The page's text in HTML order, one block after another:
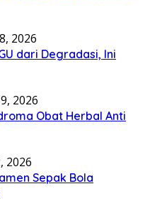
2026
dari Degradasi, Ini
2026
Obat Herbal Anti
2026
Sepak Bola